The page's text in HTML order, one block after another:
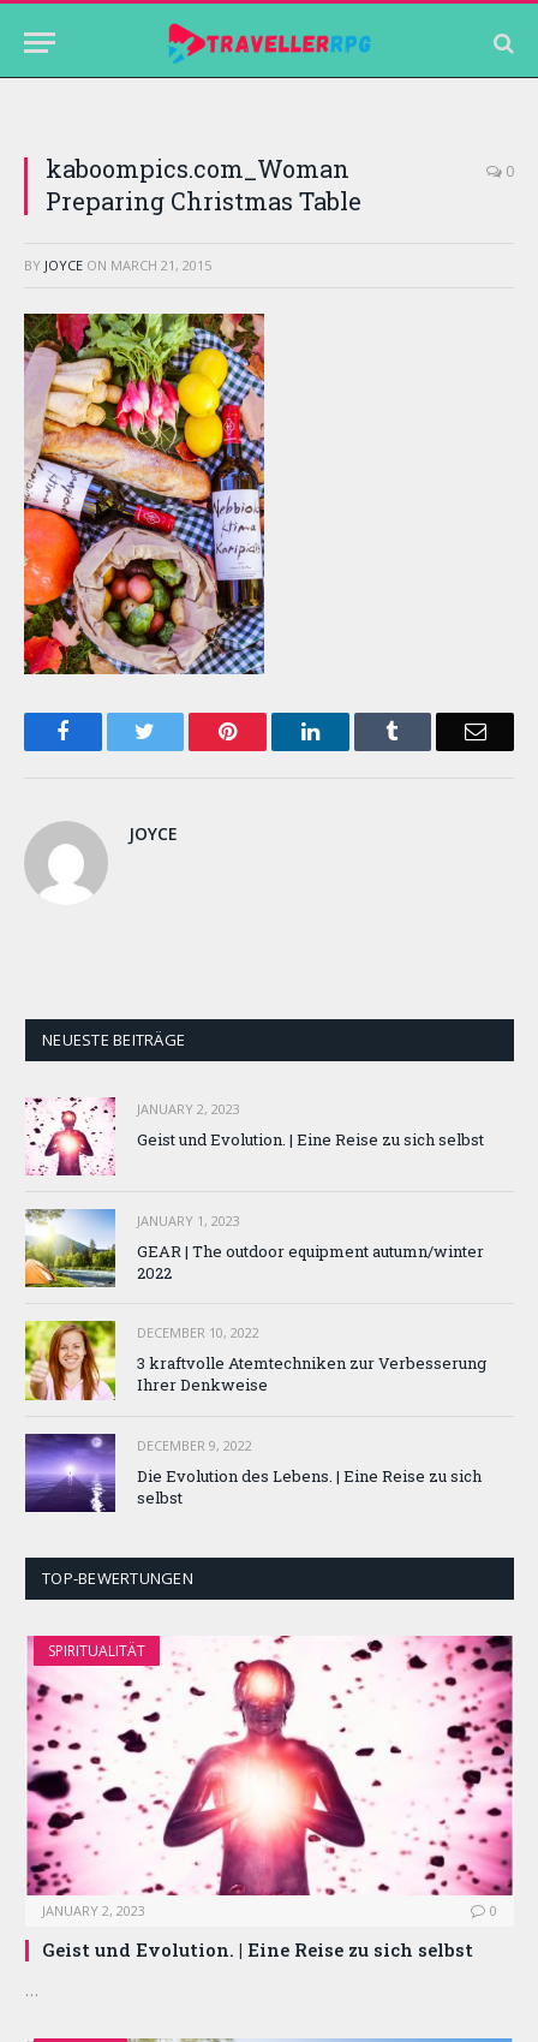
kaboompics.com_Woman
Preparing Christmas Table
0
BY JOYCE ON MARCH 21, 2015
Facebook Pinterest LinkedIn Email
JOYCE
NEUESTE BEITRÄGE
JANUARY 2, 2023
Geist und Evolution. | Eine Reise zu sich selbst
JANUARY 1, 2023
GEAR | The outdoor equipment autumn/winter
2022
DECEMBER 10, 2022
3 kraftvolle Atemtechniken zur Verbesserung
Ihrer Denkweise
DECEMBER 9, 2022
Die Evolution des Lebens. | Eine Reise zu sich
selbst
TOP-BEWERTUNGEN
SPIRITUALITÄT
JANUARY 2, 2023 0
Geist und Evolution. | Eine Reise zu sich selbst
…